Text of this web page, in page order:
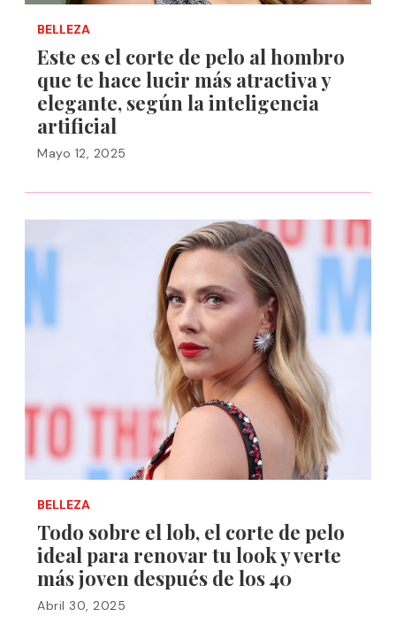
BELLEZA
Este es el corte de pelo al hombro
que te hace lucir más atractiva y
elegante, según la inteligencia
artificial
Mayo 12, 2025
BELLEZA
Todo sobre el lob, el corte de pelo
ideal para renovar tu look y verte
más joven después de los 40
Abril 30, 2025